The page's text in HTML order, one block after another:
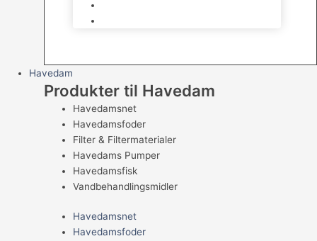
Havedam
Produkter til Havedam
Havedamsnet
Havedamsfoder
Filter & Filtermaterialer
Havedams Pumper
Havedamsfisk
Vandbehandlingsmidler
Havedamsnet
Havedamsfoder